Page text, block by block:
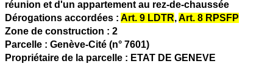
réunion et d'un appartement au rez-de-chaussée
Dérogations accordées : Art. 9 LDTR,Art. 8 RPSFP
Zone de construction : 2
Parcelle : Genève-Cité (n° 7601)
Propriétaire de la parcelle : ETAT DE GENEVE